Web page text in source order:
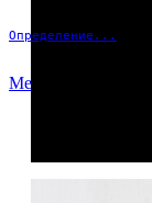
Определение...
Меню